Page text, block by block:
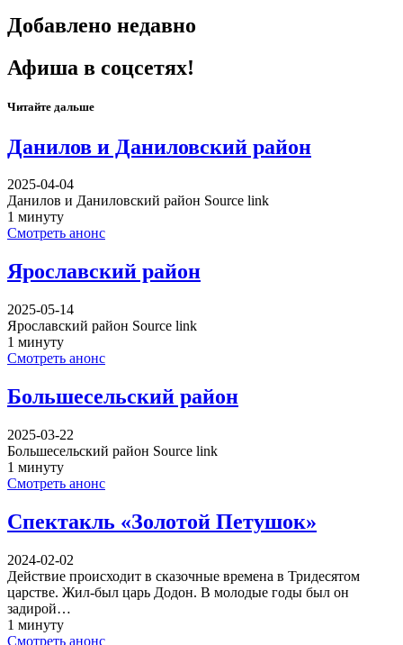
Добавлено недавно
Афиша в соцсетях!
Читайте дальше
Данилов и Даниловский район
2025-04-04
Данилов и Даниловский район Source link
1 минуту
Смотреть анонс
Ярославский район
2025-05-14
Ярославский район Source link
1 минуту
Смотреть анонс
Большесельский район
2025-03-22
Большесельский район Source link
1 минуту
Смотреть анонс
Спектакль «Золотой Петушок»
2024-02-02
Действие происходит в сказочные времена в Тридесятом
царстве. Жил-был царь Додон. В молодые годы был он
задирой…
1 минуту
Смотреть анонс